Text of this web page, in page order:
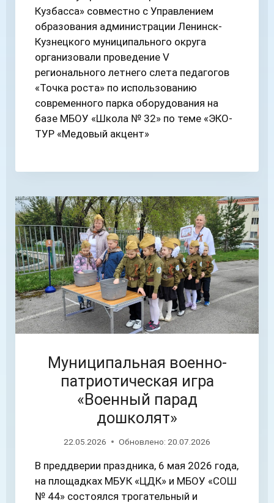
Кузбасса» совместно с Управлением
образования администрации Ленинск-
Кузнецкого муниципального округа
организовали проведение V
регионального летнего слета педагогов
«Точка роста» по использованию
современного парка оборудования на
базе МБОУ «Школа № 32» по теме «ЭКО-
ТУР «Медовый акцент»
Муниципальная военно-
патриотическая игра
«Военный парад
дошколят»
22.05.2026 Обновлено: 20.07.2026
В преддверии праздника, 6 мая 2026 года,
на площадках МБУК «ЦДК» и МБОУ «СОШ
№ 44» состоялся трогательный и